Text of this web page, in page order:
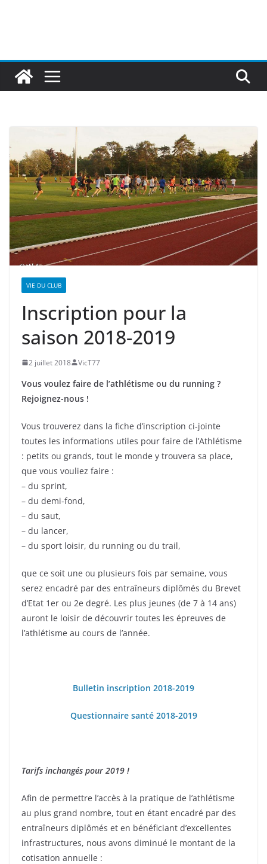
VIE DU CLUB
Inscription pour la
saison 2018-2019
2 juillet 2018 VicT77
Vous voulez faire de l’athlétisme ou du running ?
Rejoignez-nous !
Vous trouverez dans la fiche d’inscription ci-jointe
toutes les informations utiles pour faire de l’Athlétisme
: petits ou grands, tout le monde y trouvera sa place,
que vous vouliez faire :
– du sprint,
– du demi-fond,
– du saut,
– du lancer,
– du sport loisir, du running ou du trail,
que ce soit une ou plusieurs fois par semaine, vous
serez encadré par des entraîneurs diplômés du Brevet
d’Etat 1er ou 2e degré. Les plus jeunes (de 7 à 14 ans)
auront le loisir de découvrir toutes les épreuves de
l’athlétisme au cours de l’année.
Bulletin inscription 2018-2019
Questionnaire santé 2018-2019
Tarifs inchangés pour 2019 !
Afin de permettre l’accès à la pratique de l’athlétisme
au plus grand nombre, tout en étant encadré par des
entraîneurs diplômés et en bénéficiant d’excellentes
infrastructures, nous avons diminué le montant de la
cotisation annuelle :